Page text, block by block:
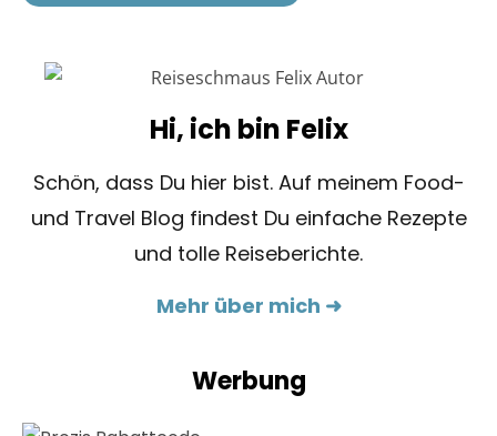
Hi, ich bin Felix
Schön, dass Du hier bist. Auf meinem Food-
und Travel Blog findest Du einfache Rezepte
und tolle Reiseberichte.
Mehr über mich ➜
Werbung